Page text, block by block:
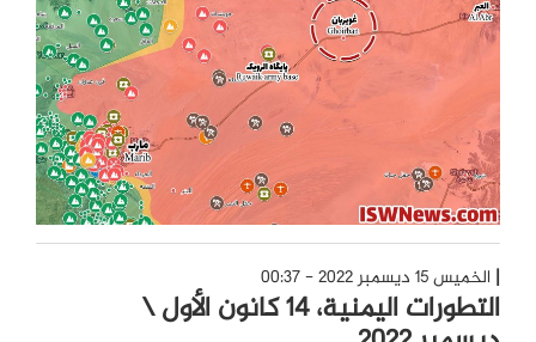
الخميس 15 ديسمبر 2022 - 00:37
التطورات اليمنية، 14 كانون الأول \